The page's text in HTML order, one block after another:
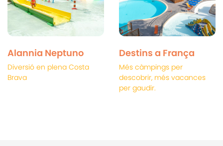
Alannia Neptuno
Diversió en plena Costa
Brava
Destins a França
Més càmpings per
descobrir, més vacances
per gaudir.